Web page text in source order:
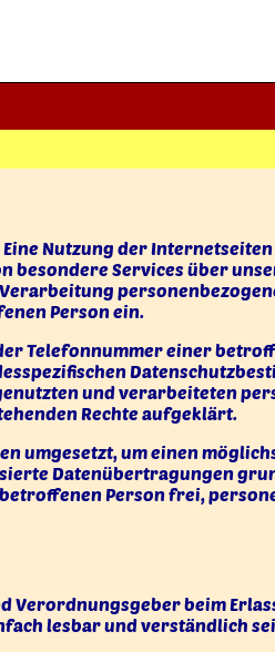
Nutzung der
besondere Services über
Person ein.
Telefonnummer einer
und verarbeiteten
Rechte aufgeklärt.
umgesetzt, um einen
Datenübertragungen
Person frei,
beim
lesbar und verständlich